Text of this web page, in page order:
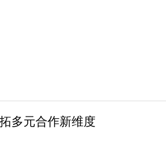
多元合作新维度